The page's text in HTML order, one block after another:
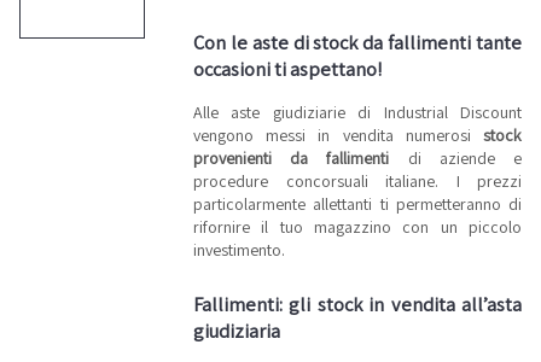
inoltre,
Con le aste di stock da fallimenti tante
occasioni ti aspettano!
Alle aste giudiziarie di Industrial Discount
vengono messi in vendita numerosi stock
provenienti da fallimenti di aziende e
procedure concorsuali italiane. I prezzi
particolarmente allettanti ti permetteranno di
rifornire il tuo magazzino con un piccolo
investimento.
Fallimenti: gli stock in vendita all’asta
giudiziaria